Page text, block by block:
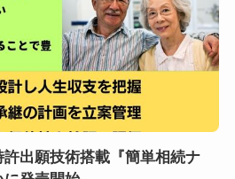
許出願技術搭載『簡単相続ナ